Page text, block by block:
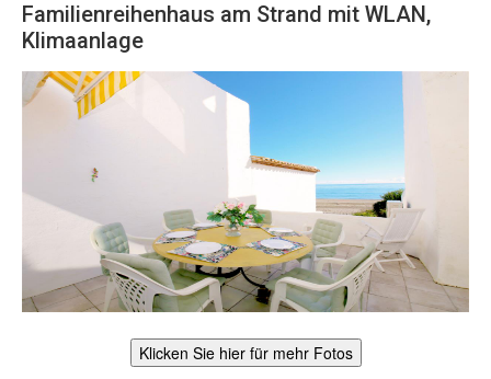
Familienreihenhaus am Strand mit WLAN,
Klimaanlage
Klicken Sie hier für mehr Fotos